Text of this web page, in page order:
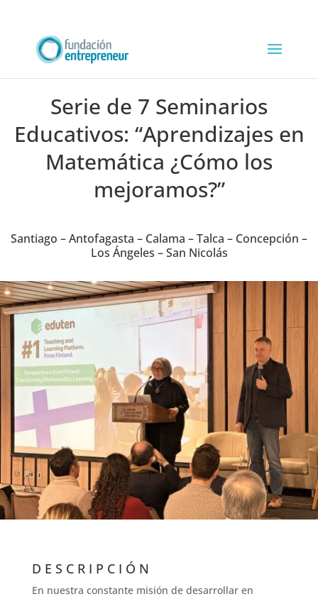
Serie de 7 Seminarios
Educativos: “Aprendizajes en
Matemática ¿Cómo los
mejoramos?”
Santiago – Antofagasta – Calama – Talca – Concepción –
Los Ángeles – San Nicolás
DESCRIPCIÓN
En nuestra constante misión de desarrollar en